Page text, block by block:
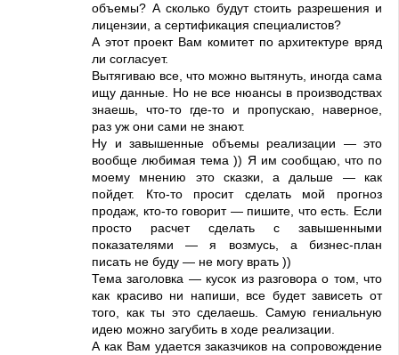
объемы? А сколько будут стоить разрешения и
лицензии, а сертификация специалистов?
А этот проект Вам комитет по архитектуре вряд
ли согласует.
Вытягиваю все, что можно вытянуть, иногда сама
ищу данные. Но не все нюансы в производствах
знаешь, что-то где-то и пропускаю, наверное,
раз уж они сами не знают.
Ну и завышенные объемы реализации — это
вообще любимая тема )) Я им сообщаю, что по
моему мнению это сказки, а дальше — как
пойдет. Кто-то просит сделать мой прогноз
продаж, кто-то говорит — пишите, что есть. Если
просто расчет сделать с завышенными
показателями — я возмусь, а бизнес-план
писать не буду — не могу врать ))
Тема заголовка — кусок из разговора о том, что
как красиво ни напиши, все будет зависеть от
того, как ты это сделаешь. Самую гениальную
идею можно загубить в ходе реализации.
А как Вам удается заказчиков на сопровождение